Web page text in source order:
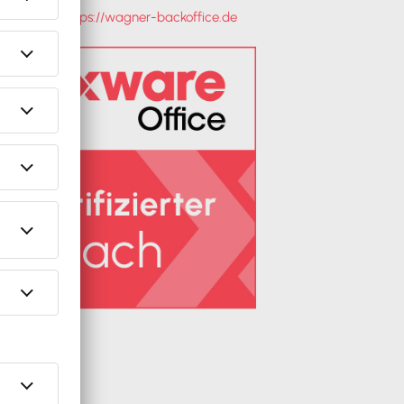
Webseite: https://wagner-backoffice.de